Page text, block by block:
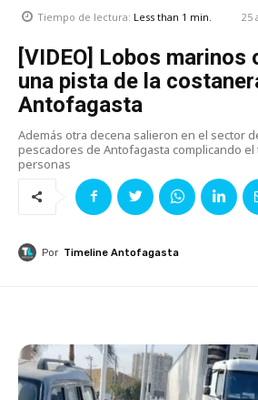
Tiempo de lectura: Less than 1 min. 25
[VIDEO] Lobos marinos
una pista de la
Antofagasta
Además otra decena salieron en el sector
pescadores de Antofagasta complicando el
personas
Por Timeline Antofagasta